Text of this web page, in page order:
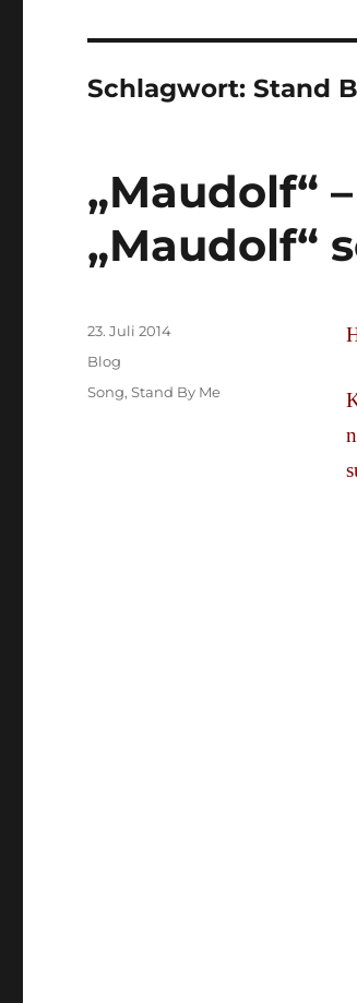
Schlagwort:Stand
„Maudolf“
„Maudolf“
Veröffentlicht
am
23. Juli 2014
Kategorien
Blog
Schlagwörter
Song,Stand By Me